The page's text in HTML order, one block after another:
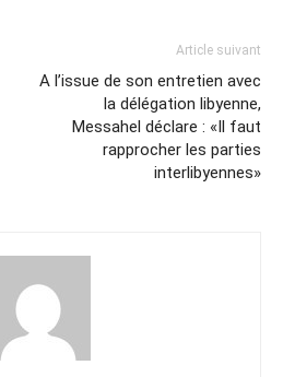
Article suivant
A l’issue de son entretien avec
la délégation libyenne,
Messahel déclare : «Il faut
rapprocher les parties
interlibyennes»